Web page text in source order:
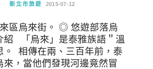
新北市旅遊 2015-07-12
區烏來街。 ◎ 悠遊部落烏
紹 「烏來」是泰雅族語＂溫
。 相傳在兩、三百年前，泰
來，當他們發現河邊竟然冒